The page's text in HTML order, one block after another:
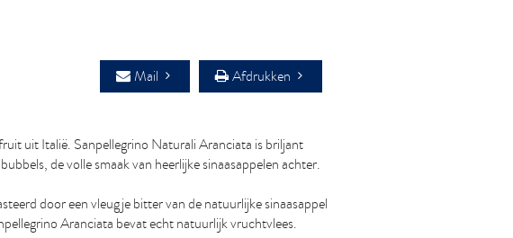
Afdrukken
Mail
uit Italië. Sanpellegrino Naturali Aranciata is briljant
de volle smaak van heerlijke sinaasappelen achter.
door een vleugje bitter van de natuurlijke sinaasappel
Aranciata bevat echt natuurlijk vruchtvlees.